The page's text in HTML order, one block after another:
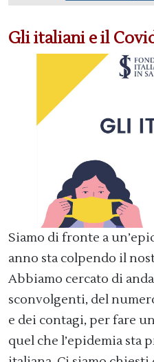
Gli italiani e il
Siamo di fronte a
anno sta colpendo il
Abbiamo cercato di
sconvolgenti, del
e dei contagi, per fare
quel che l’epidemia sta